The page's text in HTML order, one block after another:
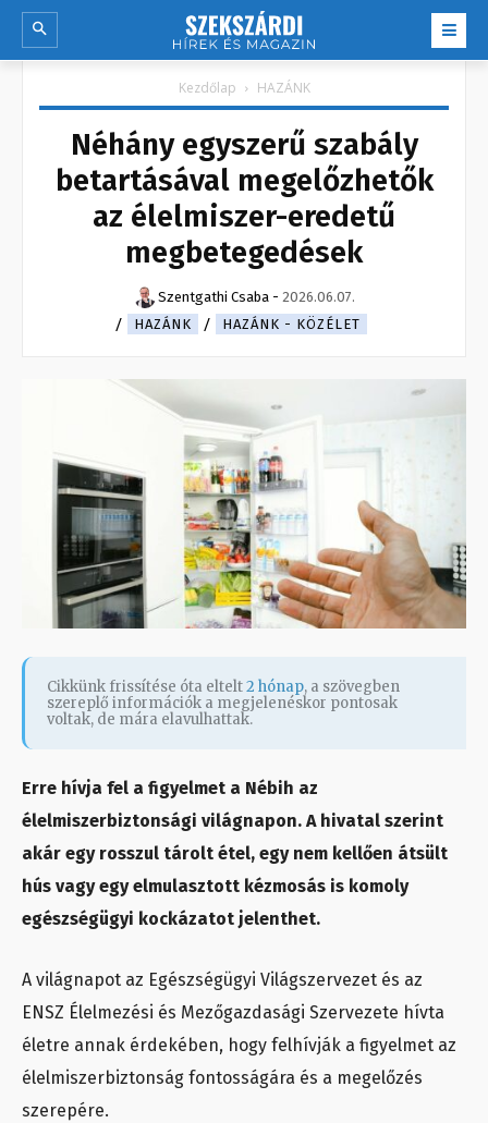
Kezdőlap HAZÁNK
Néhány egyszerű szabály
betartásával megelőzhetők
az élelmiszer-eredetű
megbetegedések
Szentgathi Csaba - 2026.06.07.
HAZÁNK
HAZÁNK - KÖZÉLET
Cikkünk frissítése óta eltelt2 hónap, a szövegben
szereplő információk a megjelenéskor pontosak
voltak, de mára elavulhattak.
Erre hívja fel a figyelmet a Nébih az
élelmiszerbiztonsági világnapon. A hivatal szerint
akár egy rosszul tárolt étel, egy nem kellően átsült
hús vagy egy elmulasztott kézmosás is komoly
egészségügyi kockázatot jelenthet.
A világnapot az Egészségügyi Világszervezet és az
ENSZ Élelmezési és Mezőgazdasági Szervezete hívta
életre annak érdekében, hogy felhívják a figyelmet az
élelmiszerbiztonság fontosságára és a megelőzés
szerepére.